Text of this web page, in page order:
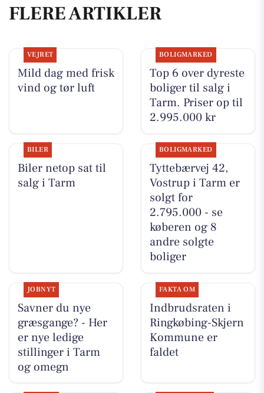
FLERE ARTIKLER
VEJRET
Mild dag med frisk
vind og tør luft
BOLIGMARKED
Top 6 over dyreste
boliger til salg i
Tarm. Priser op til
2.995.000 kr
BILER
Biler netop sat til
salg i Tarm
BOLIGMARKED
Tyttebærvej 42,
Vostrup i Tarm er
solgt for
2.795.000 - se
køberen og 8
andre solgte
boliger
JOBNYT
Savner du nye
græsgange? - Her
er nye ledige
stillinger i Tarm
og omegn
FAKTA OM
Indbrudsraten i
Ringkøbing-Skjern
Kommune er
faldet